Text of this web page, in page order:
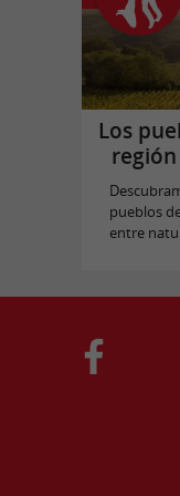
Los
pueblos
entre